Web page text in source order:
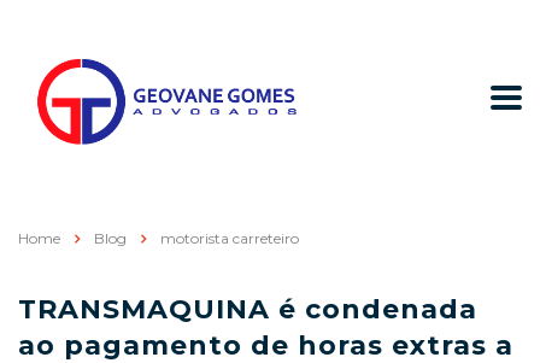
Home Blog motorista carreteiro
TRANSMAQUINA é condenada
ao pagamento de horas extras a